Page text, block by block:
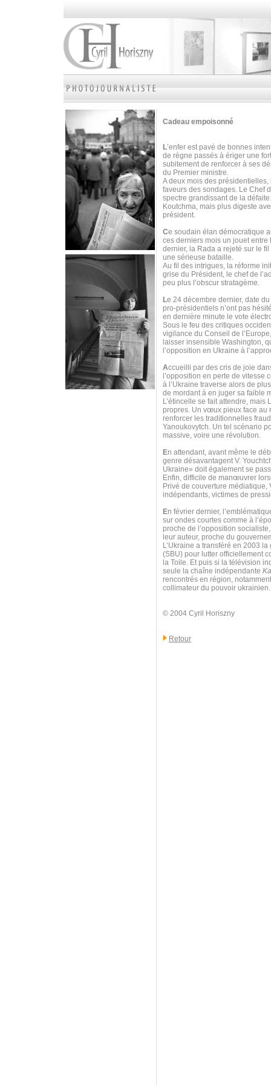
Cadeau empoisonné
L’enfer est pavé de bonnes
de règne passés à ériger une
subitement de renforcer à ses
du Premier ministre.
A deux mois des
faveurs des sondages. Le Chef
spectre grandissant de la
Koutchma, mais plus digeste
président.
Ce soudain élan démocratique
ces derniers mois un jouet
dernier, la Rada a rejeté sur le
une sérieuse bataille.
Au fil des intrigues, la réforme
grise du Président, le chef de
peu plus l’obscur stratagème.
Le 24 décembre dernier, date
pro-présidentiels n’ont pas
en dernière minute le vote
Sous le feu des critiques
vigilance du Conseil de
laisser insensible Washington,
l’opposition en Ukraine à
Accueilli par des cris de joie
l’opposition en perte de
à l’Ukraine traverse alors de
de mordant à en juger sa faible
L’étincelle se fait attendre,
propres. Un vœux pieux face au
renforcer les traditionnelles
Yanoukovytch. Un tel scénario
massive, voire une révolution.
En attendant, avant même le
genre désavantagent V.
Ukraine» doit également se
Enfin, difficile de manœuvrer
Privé de couverture
indépendants, victimes de
En février dernier,
sur ondes courtes comme à
proche de l’opposition
leur auteur, proche du
L’Ukraine a transféré en 2003
(SBU) pour lutter officiellement
la Toile. Et puis si la télévision
seule la chaîne indépendante
rencontrés en région,
collimateur du pouvoir ukrainien.
© 2004 Cyril Horiszny
Retour